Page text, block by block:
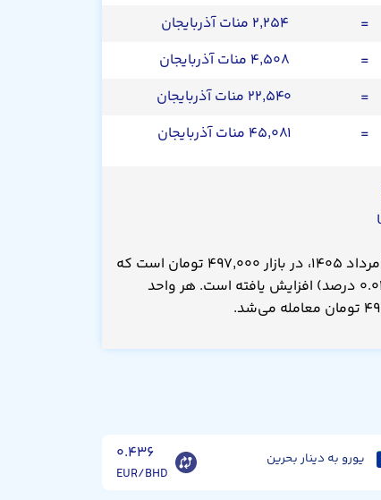
=
۲,۲۵۴ منات آذربایجان
=
۴,۵۰۸ منات آذربایجان
=
۲۲,۵۴۰ منات آذربایجان
= ۴۵,۰۸۱ منات آذربایجان
قیمت دینار بحرین امروز شنبه ۱۷ مرداد ۱۴۰۵، در بازار ۴۹۷,۰۰۰ تومان است که
نسبت به دیروز ۴۰.۰ تومان(۰.۰۱۰۰۰ درصد) افزایش یافته است. هر واحد
یورو به دینار بحرین ۰.۴۳۶
EUR/BHD